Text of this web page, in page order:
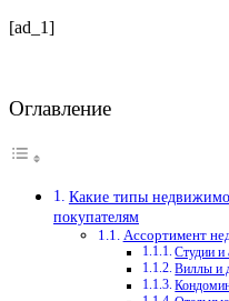
[ad_1]
Оглавление
Какие типы
покупателям
Ассортимент
Студии и
Виллы и